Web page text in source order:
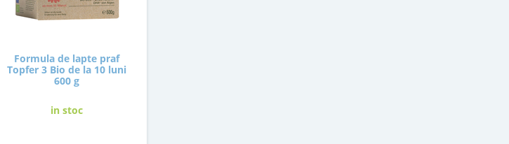
Formula de lapte praf
Topfer 3 Bio de la 10 luni
600 g
in stoc